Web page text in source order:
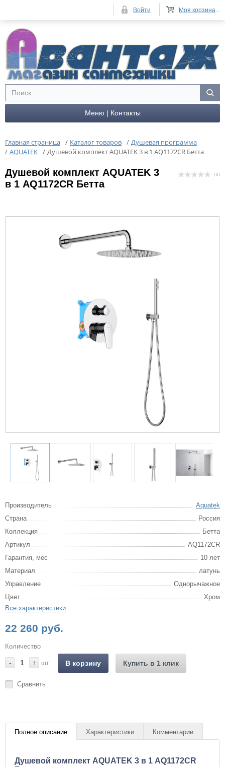
Меню | Контакты
Главная страница / Каталог товаров / Душевая программа
/ AQUATEK / Душевой комплект AQUATEK 3 в 1 AQ1172CR Бетта
Душевой комплект AQUATEK 3
в 1 AQ1172CR Бетта
( 0 )
Производитель
Aquatek
Страна
Россия
Коллекция
Бетта
Артикул
AQ1172CR
Гарантия, мес
10 лет
Материал
латунь
Управление
Однорычажное
Цвет
Хром
Все характеристики
22 260 руб.
Количество
- + шт. В корзину Купить в 1 клик
Сравнить
Полное описание Характеристики Комментарии
Душевой комплект AQUATEK 3 в 1 AQ1172CR
Моя корзина...
Войти